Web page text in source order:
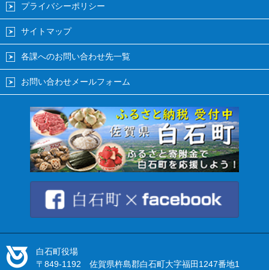
プライバシーポリシー
サイトマップ
各課へのお問い合わせ先一覧
お問い合わせメールフォーム
白石町役場
〒849-1192 佐賀県杵島郡白石町大字福田1247番地1